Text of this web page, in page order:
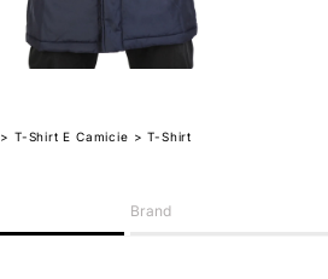
> T-Shirt E Camicie > T-Shirt
Brand